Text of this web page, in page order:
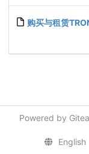
购买与租赁
Powered by
English